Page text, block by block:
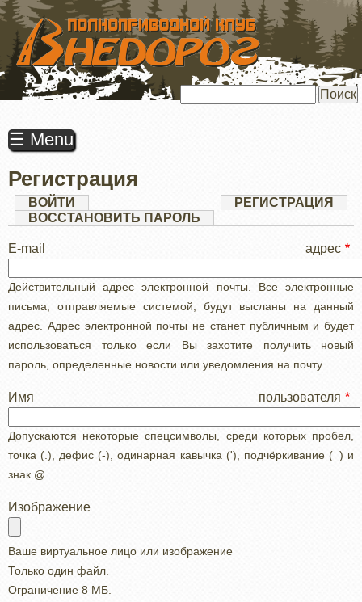
ПЕРЕЙТИ
ОСНОВНОМУ
СОДЕРЖАНИЮ
☰ Menu
Регистрация
Главные
вкладки
ВОЙТИ РЕГИСТРАЦИЯ
ВОССТАНОВИТЬ ПАРОЛЬ
E-mail адрес
Действительный адрес электронной почты. Все электронные
письма, отправляемые системой, будут высланы на данный
адрес. Адрес электронной почты не станет публичным и будет
использоваться только если Вы захотите получить новый
пароль, определенные новости или уведомления на почту.
Имя пользователя
Допускаются некоторые спецсимволы, среди которых пробел,
точка (.), дефис (-), одинарная кавычка ('), подчёркивание (_) и
знак @.
Изображение
Ваше виртуальное лицо или изображение
Только один файл.
Ограничение 8 МБ.